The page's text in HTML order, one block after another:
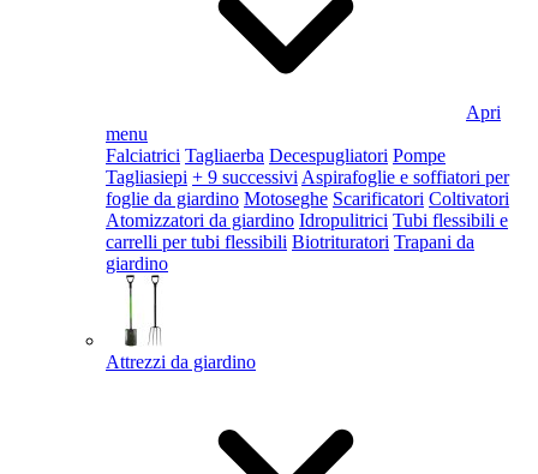
Apri
menu
Falciatrici Tagliaerba Decespugliatori Pompe
Tagliasiepi + 9 successivi Aspirafoglie e soffiatori per
foglie da giardino Motoseghe Scarificatori Coltivatori
Atomizzatori da giardino Idropulitrici Tubi flessibili e
carrelli per tubi flessibili Biotrituratori Trapani da
giardino
Attrezzi da giardino